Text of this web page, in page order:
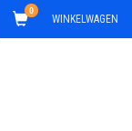
WINKELWAGEN
0